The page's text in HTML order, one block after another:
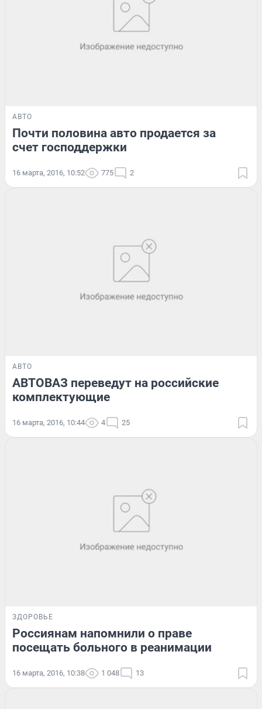
АВТО
Почти половина авто продается за
счет господдержки
16 марта, 2016, 10:52 775 2
АВТО
АВТОВАЗ переведут на российские
комплектующие
16 марта, 2016, 10:44 4 25
ЗДОРОВЬЕ
Россиянам напомнили о праве
посещать больного в реанимации
16 марта, 2016, 10:38 1 048 13